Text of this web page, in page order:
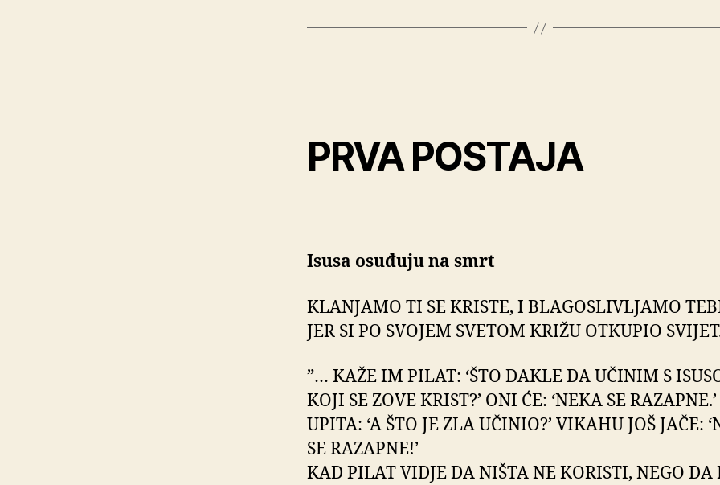
PRVA POSTAJA
Isusa osuđuju na smrt
KLANJAMO TI SE KRISTE, I BLAGOSLIVLJAMO
JER SI PO SVOJEM SVETOM KRIŽU OTKUPIO
”… KAŽE IM PILAT: ‘ŠTO DAKLE DA UČINIM S
KOJI SE ZOVE KRIST?’ ONI ĆE: ‘NEKA SE
UPITA: ‘A ŠTO JE ZLA UČINIO?’ VIKAHU JOŠ JAČE:
SE RAZAPNE!’
KAD PILAT VIDJE DA NIŠTA NE KORISTI, NEGO DA